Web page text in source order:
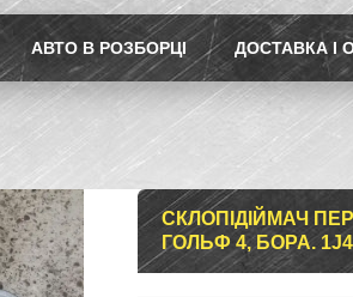
АВТО В РОЗБОРЦІ ДОСТАВКА І
СКЛОПІДІЙМАЧ
ГОЛЬФ 4, БОРА.